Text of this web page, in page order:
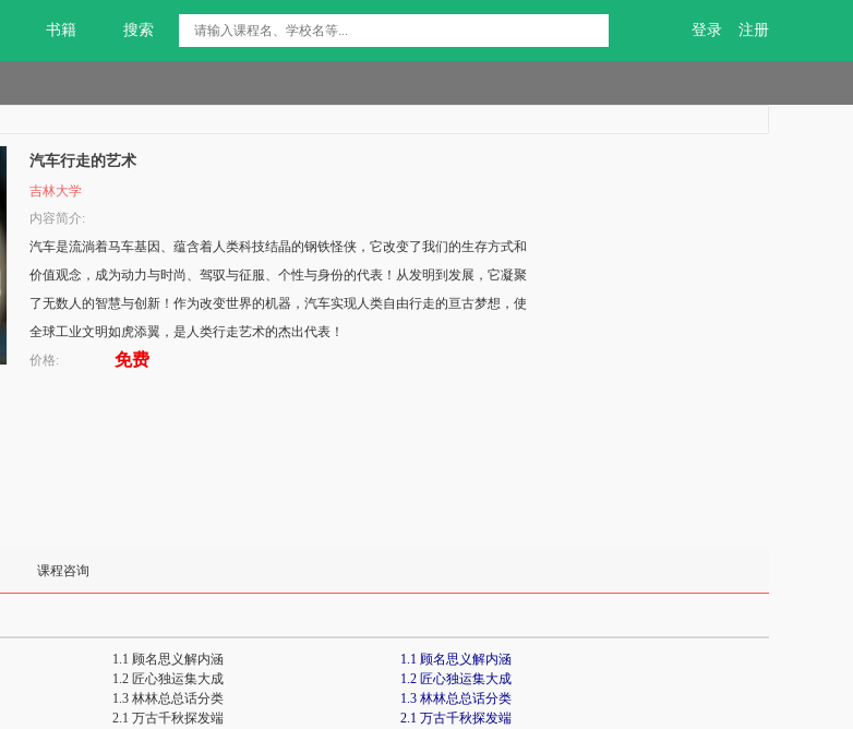
书籍 搜索 登录 注册
汽车行走的艺术
吉林大学
内容简介:
汽车是流淌着马车基因、蕴含着人类科技结晶的钢铁怪侠，它改变了我们的生存方式和
价值观念，成为动力与时尚、驾驭与征服、个性与身份的代表！从发明到发展，它凝聚
了无数人的智慧与创新！作为改变世界的机器，汽车实现人类自由行走的亘古梦想，使
全球工业文明如虎添翼，是人类行走艺术的杰出代表！
价格:
免费
课程咨询
1.1 顾名思义解内涵
1.1 顾名思义解内涵
1.2 匠心独运集大成
1.2 匠心独运集大成
1.3 林林总总话分类
1.3 林林总总话分类
2.1 万古千秋探发端
2.1 万古千秋探发端